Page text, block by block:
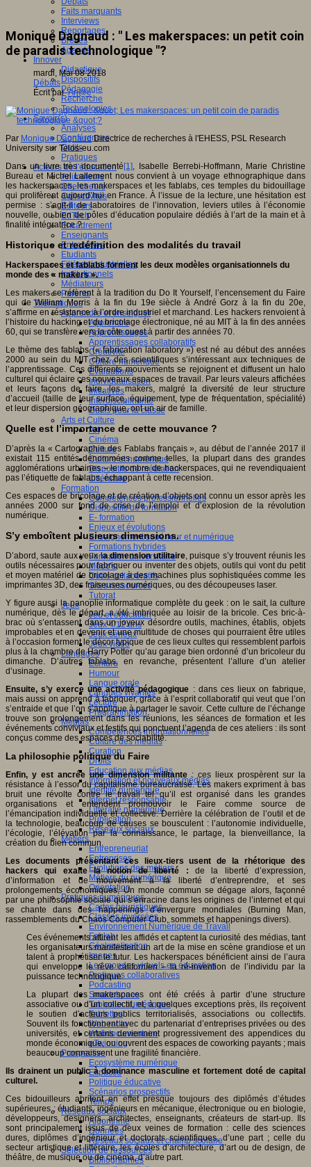
Faits marquants
Interviews
Reportages
Brèves
Agenda
Innover
Didactique
Dispositifs
Pédagogie
Recherche
Technologies
Savoir(s)
Analyses
Conférences
Outils
Pratiques
Acteurs de l'éducation
Animateurs
Chercheurs
Collectivités
Editeurs
EdTech
Encadrement
Enseignants
Entreprises
Etudiants
Filières industrielles
Institutionnels
Médiateurs
Parents
Thématiques
Apprendre et enseigner
Apprendre
Apprentissages
Apprentissages collaboratifs
Créativité
Culture numérique
Evaluations
Individualisation
Initiatives
Interdisciplinarité
Outils pour la classe
Arts et Culture
Art
Cinéma
Culture
Culture et numérique
Dispositifs de médiation
Littérature
Formation
Compétences professionnelles
Dispositifs de formation
E- formation
Enjeux et évolutions
Enseignement supérieur et numérique
Formations hybrides
Formation universitaire
Mooc’s
Outils collaboratifs
Sites ressources
Tutorat
Jeux
Jeu et éducation
Jeux 4/12 ans
Jeux sérieux
Jeux vidéo
Langages
Ecriture
Humour
Langue orale
Langues vivantes
Lecture
Programmation
Médias
Compétences informationnelles
Culture des médias
Curation
Droits
Education aux médias
Information et nouveaux médias
Identité numérique
Internet responsable
Littératie numérique
Publication
Réseaux sociaux
Métiers
Entrepreneuriat
Entreprises
Evolutions des métiers
Métiers du numérique
Orientation
Pratiques numériques
Cartes heuristiques
Classes inversées
Environnement Numérique de Travail
Fablab
Géolocalisation
Images
Les mondes virtuels en éducation
Pratiques collaboratives
Podcasting
Smartphones
Tableaux numériques
Tablettes
Web radio
Webdocumentaire
eTwinning
Prospective
Ecosystème numérique
Espaces
Politique éducative
Scénarios prospectifs
Temps
Réseaux sociaux
Algorithme
Données
Réseaux sociaux et champ scolaire
Sélection de ressources
Bibliographies
Monique Dagnaud : " Les makerspaces: un petit coin
de paradis technologique "?
mardi, Mai 08 2018
Débats
Écrit parAn@é
Par Monique DagnaudDirectrice de recherches à l'EHESS, PSL Research
University sur Telos-eu.com
Dans un livre très documenté[1], Isabelle Berrebi-Hoffmann, Marie Christine
Bureau et Michel Lallement nous convient à un voyage ethnographique dans
les hackerspaces, les makerspaces et les fablabs, ces temples du bidouillage
qui prolifèrent aujourd’hui en France. À l’issue de la lecture, une hésitation est
permise : s’agit-il de laboratoires de l’innovation, leviers utiles à l’économie
nouvelle, ou bien de pôles d’éducation populaire dédiés à l’art de la main et à
finalité intégratrice ?
Historique et redéfinition des modalités du travail
Hackerspaces et fablabs forment les deux modèles organisationnels du
monde des « makers ».
Les makers se réfèrent à la tradition du Do It Yourself, l’encensement du Faire
qui de William Morris à la fin du 19e siècle à André Gorz à la fin du 20e,
s’affirme en résistance à l’ordre industriel et marchand. Les hackers renvoient à
l’histoire du hacking et du bricolage électronique, né au MIT à la fin des années
60, qui se transfère vers la côte ouest à partir des années 70.
Le thème des fablabs (« fabrication laboratory ») est né au début des années
2000 au sein du MIT chez des scientifiques s’intéressant aux techniques de
l’apprentissage. Ces différents mouvements se rejoignent et diffusent un halo
culturel qui éclaire ces nouveaux espaces de travail. Par leurs valeurs affichées
et leurs façons de faire, les makers, malgré la diversité de leur structure
d’accueil (taille de leur surface, équipement, type de fréquentation, spécialité)
et leur dispersion géographique, ont un air de famille.
Quelle est l’importance de cette mouvance ?
D’après la « Cartographie des Fablabs français », au début de l’année 2017 il
existait 115 entités dénommées comme telles, la plupart dans des grandes
agglomérations urbaines – le nombre de hackerspaces, qui ne revendiquaient
pas l’étiquette de fablabs, échappant à cette recension.
Ces espaces de bricolage et de création d’objets ont connu un essor après les
années 2000 sur fond de crise de l’emploi et d’explosion de la révolution
numérique.
S’y emboîtent plusieurs dimensions.
D’abord, saute aux yeux la dimension utilitaire, puisque s’y trouvent réunis les
outils nécessaires pour fabriquer ou inventer des objets, outils qui vont du petit
et moyen matériel de bricolage à des machines plus sophistiquées comme les
imprimantes 3D, des fraiseuses numériques, ou des découpeuses laser.
Y figure aussi la panoplie informatique complète du geek : on le sait, la culture
numérique, dès le départ, a été imbriquée au loisir de la bricole. Ces bric-à-
brac où s’entassent dans un joyeux désordre outils, machines, établis, objets
improbables et en devenir et une multitude de choses qui pourraient être utiles
à l’occasion forment le décor typique de ces lieux cultes qui ressemblent parfois
plus à la chambre de Harry Potter qu’au garage bien ordonné d’un bricoleur du
dimanche. D’autres fablabs, en revanche, présentent l’allure d’un atelier
d’usinage.
Ensuite, s’y exerce une activité pédagogique : dans ces lieux on fabrique,
mais aussi on apprend à fabriquer, grâce à l’esprit collaboratif qui veut que l’on
s’entraide et que l’on s’applique à partager le savoir. Cette culture de l’échange
trouve son prolongement dans les réunions, les séances de formation et les
événements conviviaux et festifs qui ponctuent l’agenda de ces ateliers : ils sont
conçus comme des espaces de sociabilité.
La philosophie politique du Faire
Enfin, y est ancrée une dimension militante: ces lieux prospèrent sur la
résistance à l’essor du capitalisme bureaucratisé. Les makers expriment à bas
bruit une révolte contre le travail tel qu’il est organisé dans les grandes
organisations et entendent promouvoir le Faire comme source de
l’émancipation individuelle et collective. Derrière la célébration de l’outil et de
la technologie, beaucoup de causes se bousculent : l’autonomie individuelle,
l’écologie, l’élévation par la connaissance, le partage, la bienveillance, la
création du bien commun.
Les documents présentant ces lieux-tiers usent de la rhétorique des
hackers qui exalte la notion de liberté : de la liberté d’expression,
d’information et de mouvement à la liberté d’entreprendre, et ses
prolongements économiques. Un monde commun se dégage alors, façonné
par une philosophie sociale qui s’enracine dans les origines de l’internet et qui
se chante dans des happenings d’envergure mondiales (Burning Man,
rassemblements du Chaos Computer Club, sommets et happenings divers).
Ces événements attirent les affidés et captent la curiosité des médias, tant
les organisateurs manifestent un art de la mise en scène grandiose et un
talent à prophétiser le futur. Les hackerspaces bénéficient ainsi de l’aura
qui enveloppe le rêve californien – la ré-invention de l’individu par la
puissance technologique.
La plupart des makerspaces ont été créés à partir d’une structure
associative ou d’un collectif, et, à quelques exceptions près, ils reçoivent
le soutien d’acteurs publics territorialisés, associations ou collectifs.
Souvent ils fonctionnent avec du partenariat d’entreprises privées ou des
universités, et certains deviennent progressivement des appendices du
monde économique, ou ouvrent des espaces de coworking payants ; mais
beaucoup connaissent une fragilité financière.
Ils drainent un public à dominance masculine et fortement doté de capital
culturel.
Ces bidouilleurs abritent en effet presque toujours des diplômés d’études
supérieures : étudiants, ingénieurs en mécanique, électronique ou en biologie,
développeurs, designers, architectes, enseignants, créateurs de start-up. Ils
sont principalement issus de deux veines de formation : celle des sciences
dures, diplômes d’ingénieur et doctorats scientifiques, d’une part ; celle du
secteur artistique et littéraire, les écoles d’architecture, d’art ou de design, de
théâtre, de musique ou de cinéma, d’autre part.